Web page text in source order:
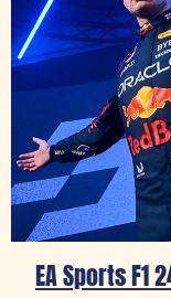
EA Sports F1